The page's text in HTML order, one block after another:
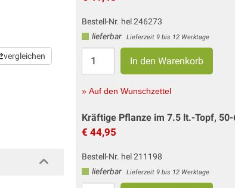
vergleichen
Bestell-Nr. hel 246273
lieferbar
Lieferzeit 9 bis 12 Werktage
» Auf den Wunschzettel
Kräftige Pflanze im 7.5 lt.-Topf, 50-
€ 44,95
Bestell-Nr. hel 211198
lieferbar
Lieferzeit 9 bis 12 Werktage